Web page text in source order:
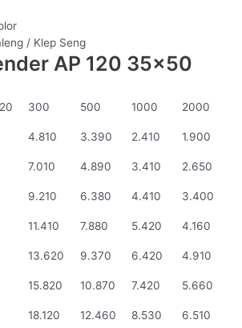
/ Klep Seng
AP 120 35x50
300 500 1000 2000
4.810 3.390 2.410 1.900
7.010 4.890 3.410 2.650
9.210 6.380 4.410 3.400
11.410 7.880 5.420 4.160
13.620 9.370 6.420 4.910
15.820 10.870 7.420 5.660
18.120 12.460 8.530 6.510